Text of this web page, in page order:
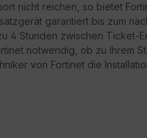
nicht reichen, so bietet
garantiert bis zum
4 Stunden zwischen Ticket-
notwendig, ob zu Ihrem
von Fortinet die